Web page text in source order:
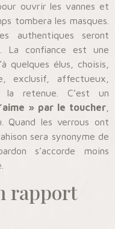
ouvrir les vannes et
tombera les masques.
authentiques seront
La confiance est une
quelques élus, choisis,
exclusif, affectueux,
la retenue. C’est un
» par le toucher
Quand les verrous ont
sera synonyme de
s’accorde moins
rapport